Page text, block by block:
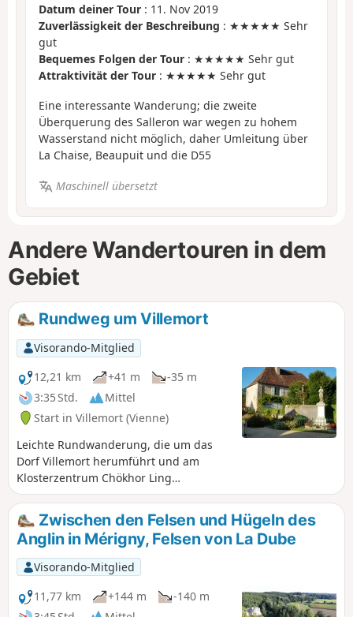
Datum deiner Tour : 11. Nov 2019
Zuverlässigkeit der Beschreibung : ★★★★★ Sehr
gut
Bequemes Folgen der Tour : ★★★★★ Sehr gut
Attraktivität der Tour : ★★★★★ Sehr gut
Eine interessante Wanderung; die zweite
Überquerung des Salleron war wegen zu hohem
Wasserstand nicht möglich, daher Umleitung über
La Chaise, Beaupuit und die D55
Maschinell übersetzt
Andere Wandertouren in dem
Gebiet
Rundweg um Villemort
Visorando-Mitglied
12,21 km
+41 m
-35 m
3:35 Std.
Mittel
Start in Villemort (Vienne)
Leichte Rundwanderung, die um das
Dorf Villemort herumführt und am
Klosterzentrum Chökhor Ling
vorbeiführt.
Zwischen den Felsen und Hügeln des
Anglin in Mérigny, Felsen von La Dube
Visorando-Mitglied
11,77 km
+144 m
-140 m